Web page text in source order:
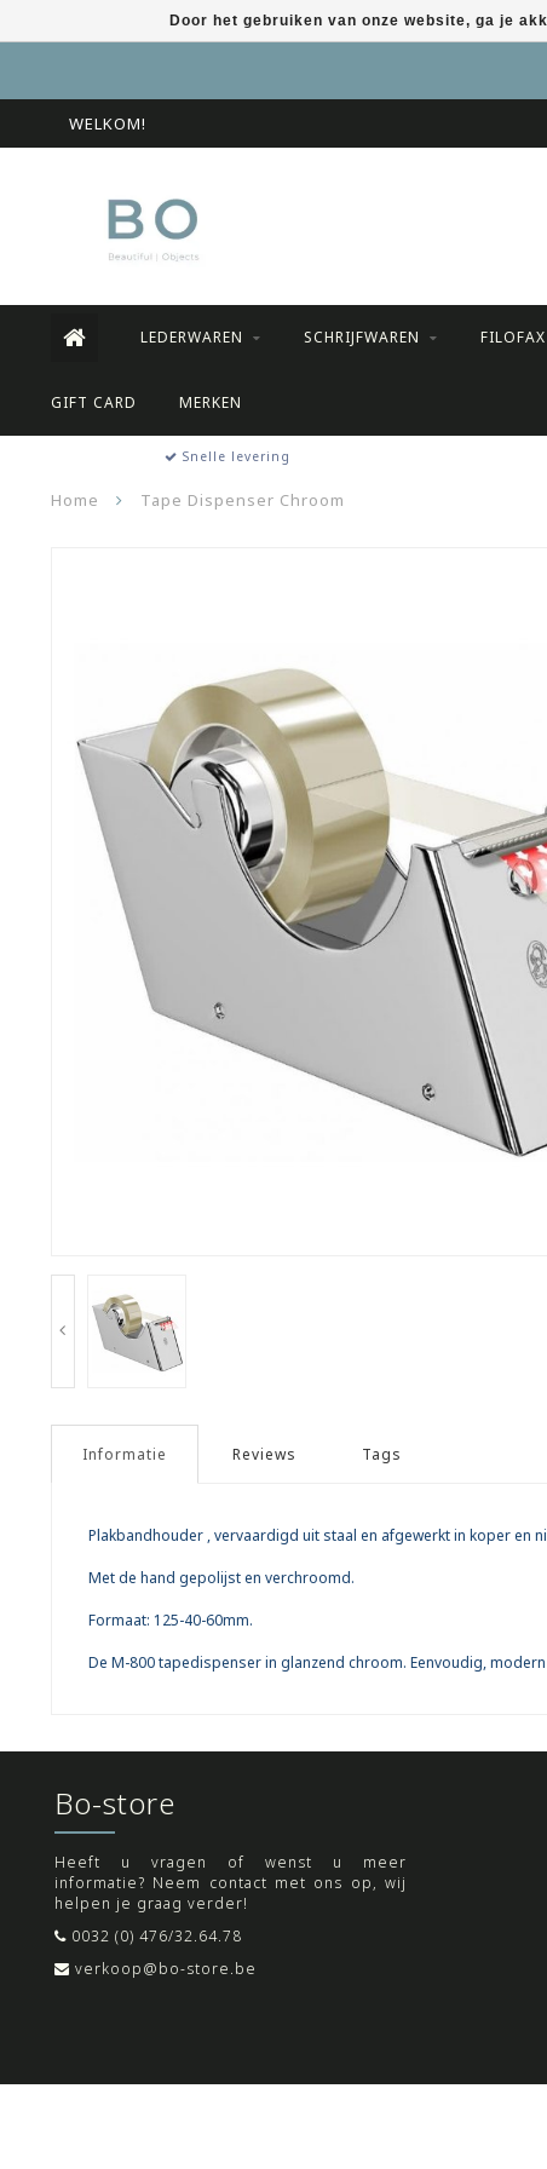
WELKOM!
LEDERWAREN SCHRIJFWAREN
GIFT CARD MERKEN
Snelle levering
Home Tape Dispenser Chroom
Informatie Reviews Tags
Plakbandhouder , vervaardigd uit staal en afgewerkt in koper en
Met de hand gepolijst en verchroomd.
Formaat: 125-40-60mm.
De M-800 tapedispenser in glanzend chroom. Eenvoudig,
Door het gebruiken van onze website, ga je
Bo-store
Heeft u vragen of wenst u meer
informatie? Neem contact met ons op, wij
helpen je graag verder!
0032 (0) 476/32.64.78
verkoop@bo-store.be